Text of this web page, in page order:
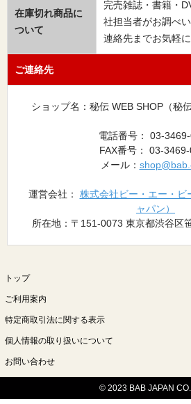
在庫切れ商品に
ついて
完売雑誌・書籍・
社担当者がお調べ
連絡先までお気軽
ご連絡先
ショップ名：秘伝 WEB SHOP（秘
電話番号： 03-
FAX番号： 03-
メール：
運営会社： 株式会社ビー・エー・ビ
ャパン）
所在地：〒151-0073 東京都渋谷区
トップ
ご利用案内
特定商取引法に関する表示
個人情報の取り扱いについて
お問い合わせ
© 2023 BAB JAPAN